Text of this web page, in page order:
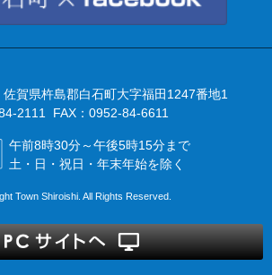
賀県杵島郡白石町大字福田1247番地1
2111 FAX：0952-84-6611
午前8時30分～午後5時15分まで
土・日・祝日・年末年始を除く
Town Shiroishi. All Rights Reserved.